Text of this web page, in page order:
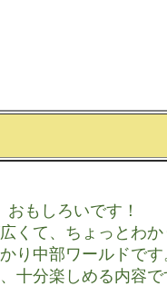
おもしろいです！
くて、ちょっとわ
り中部ワールドです
十分楽しめる内容で